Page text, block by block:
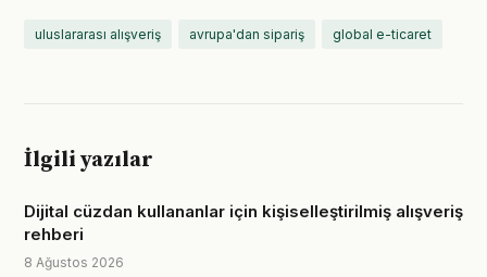
uluslararası alışveriş avrupa'dan sipariş global e-ticaret
İlgili yazılar
Dijital cüzdan kullananlar için kişiselleştirilmiş alışveriş
rehberi
8 Ağustos 2026